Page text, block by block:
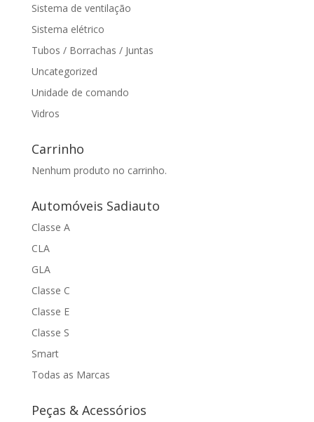
Sistema de ventilação
Sistema elétrico
Tubos / Borrachas / Juntas
Uncategorized
Unidade de comando
Vidros
Carrinho
Nenhum produto no carrinho.
Automóveis Sadiauto
Classe A
CLA
GLA
Classe C
Classe E
Classe S
Smart
Todas as Marcas
Peças & Acessórios